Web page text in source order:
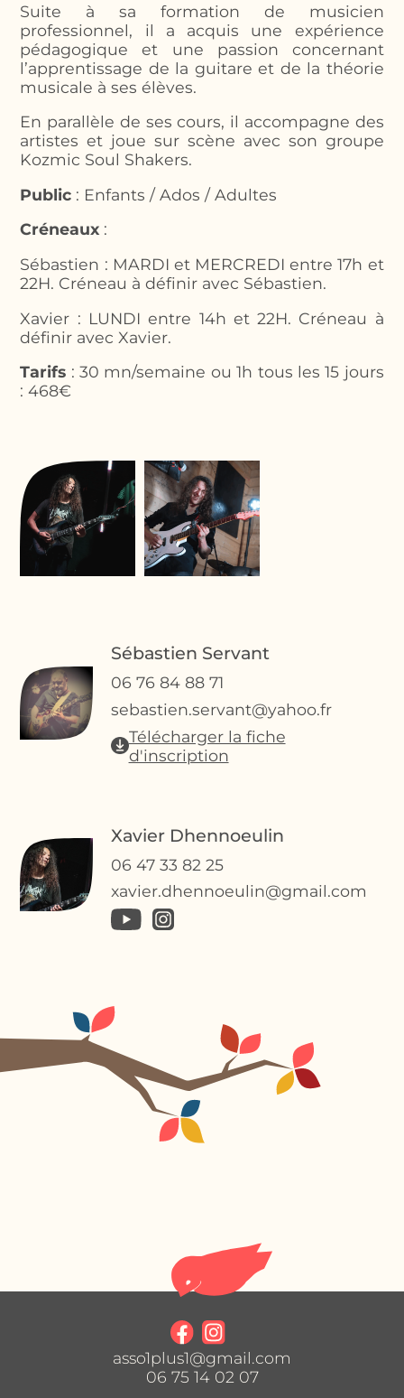
Suite à sa formation de musicien
professionnel, il a acquis une expérience
pédagogique et une passion concernant
l’apprentissage de la guitare et de la théorie
musicale à ses élèves.
En parallèle de ses cours, il accompagne des
artistes et joue sur scène avec son groupe
Kozmic Soul Shakers.
Public : Enfants / Ados / Adultes
Créneaux :
Sébastien : MARDI et MERCREDI entre 17h et
22H. Créneau à définir avec Sébastien.
Xavier : LUNDI entre 14h et 22H. Créneau à
définir avec Xavier.
Tarifs : 30 mn/semaine ou 1h tous les 15 jours
: 468€
Sébastien Servant
06 76 84 88 71
sebastien.servant@yahoo.fr
Télécharger la fiche
d'inscription
Xavier Dhennoeulin
06 47 33 82 25
xavier.dhennoeulin@gmail.com
asso1plus1@gmail.com
06 75 14 02 07